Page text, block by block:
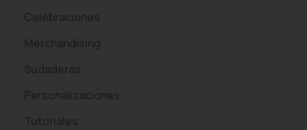
Celebraciones
Merchandising
Sudaderas
Personalizaciones
Tutoriales